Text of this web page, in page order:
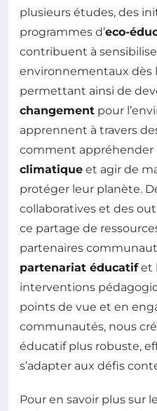
plusieurs études, des
programmes d’eco-
contribuent à
environnementaux dès
permettant ainsi de
changement pour
apprennent à travers
comment appréhender
climatique et agir de
protéger leur planète.
collaboratives et des
ce partage de
partenaires
partenariat éducatifet
interventions
points de vue et en
communautés, nous
éducatif plus robuste,
s’adapter aux défis
Pour en savoir plus sur